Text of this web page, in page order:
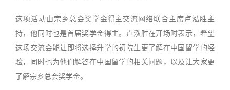
这项活动由宗乡总会奖学金得主交流网络联合主席卢泓胜主
持，他同时也是首届奖学金得主。卢泓胜在开场时表示，希望
这场交流会能让即将选择升学的初院生更了解在中国留学的经
验，同时也为他们解答在中国留学的相关问题，以及让大家更
了解宗乡总会奖学金。